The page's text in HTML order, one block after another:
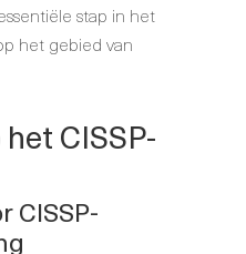
stap in het
het gebied van
CISSP-
CISSP-